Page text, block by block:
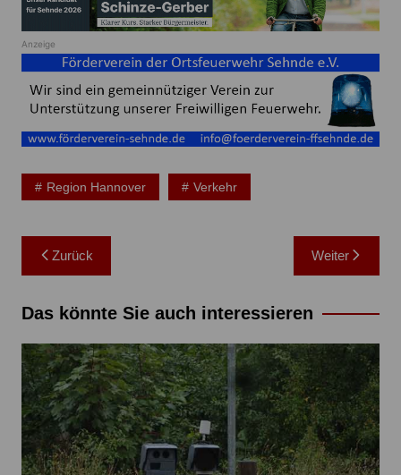
Anzeige
Region Hannover Verkehr
Beitragsnavigation
Zurück Weiter
Das könnte Sie auch interessieren